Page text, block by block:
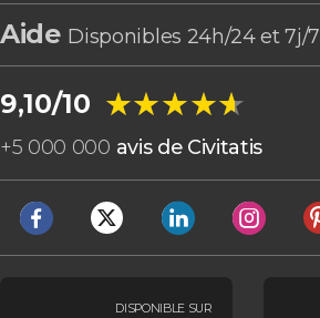
Aide Disponibles 24h/24 et 7j/7
9,10/10 ★★★★★
★★★★★
+5 000 000 avis de Civitatis
DISPONIBLE SUR